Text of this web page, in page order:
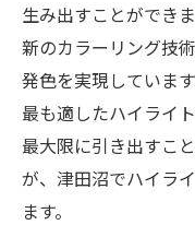
生み出すことができ
新のカラーリング技
発色を実現していま
最も適したハイライ
最大限に引き出すこ
が、津田沼でハイラ
ます。